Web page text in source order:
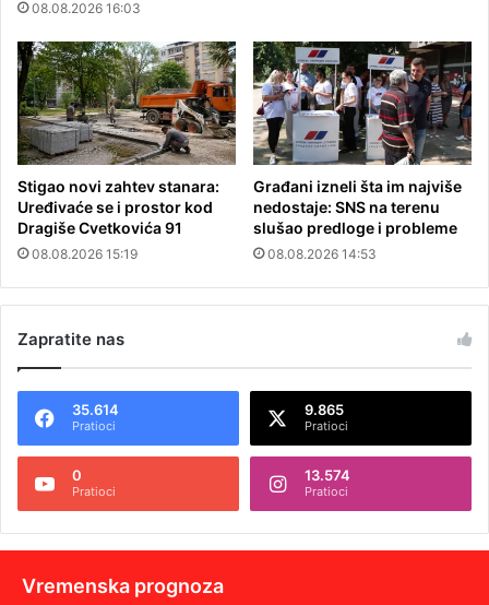
08.08.2026 16:03
Stigao novi zahtev stanara:
Uređivaće se i prostor kod
Dragiše Cvetkovića 91
08.08.2026 15:19
Građani izneli šta im najviše
nedostaje: SNS na terenu
slušao predloge i probleme
08.08.2026 14:53
Zapratite nas
35.614
Pratioci
9.865
Pratioci
0
Pratioci
13.574
Pratioci
Vremenska prognoza